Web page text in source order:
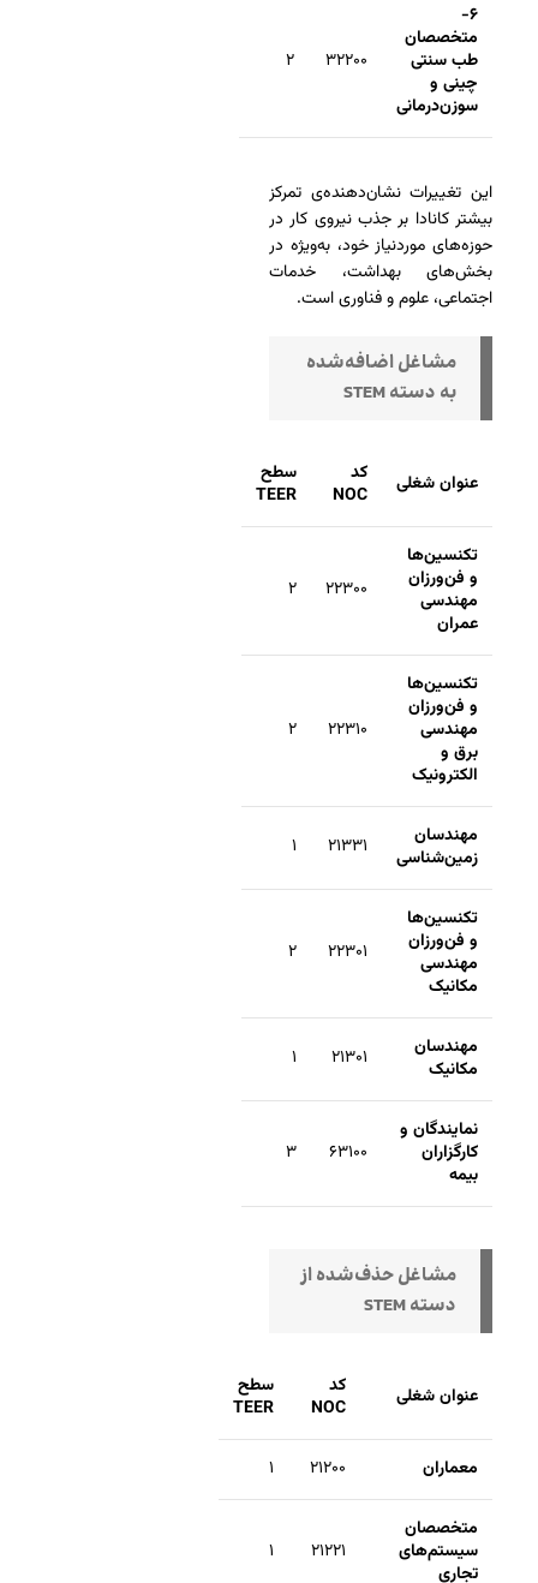
۶-
متخصصان
طب سنتی
چینی و
سوزن‌درمانی
۳۲۲۰۰ ۲
این تغییرات نشان‌دهنده‌ی تمرکز
بیشتر کانادا بر جذب نیروی کار در
حوزه‌های موردنیاز خود، به‌ویژه در
بخش‌های بهداشت، خدمات
اجتماعی، علوم و فناوری است.
مشاغل اضافه‌شده
به دسته STEM
عنوان شغلی
کد
NOC
سطح
TEER
تکنسین‌ها
و فن‌ورزان
مهندسی
عمران
۲۲۳۰۰ ۲
تکنسین‌ها
و فن‌ورزان
مهندسی
برق و
الکترونیک
۲۲۳۱۰ ۲
مهندسان
زمین‌شناسی
۲۱۳۳۱ ۱
تکنسین‌ها
و فن‌ورزان
مهندسی
مکانیک
۲۲۳۰۱ ۲
مهندسان
مکانیک
۲۱۳۰۱ ۱
نمایندگان و
کارگزاران
بیمه
۶۳۱۰۰ ۳
مشاغل حذف‌شده از
دسته STEM
عنوان شغلی
کد
NOC
سطح
TEER
معماران ۲۱۲۰۰ ۱
متخصصان
سیستم‌های
تجاری
۲۱۲۲۱ ۱